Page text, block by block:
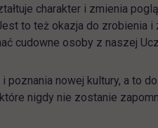
charakter i zmienia
to też okazja do zrobienia
cudowne osoby z naszej
nowej kultury, a to
nigdy nie zostanie